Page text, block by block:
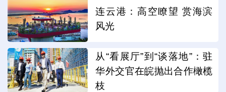
连云港：高空瞭望 赏海滨
风光
从“看展厅”到“谈落地”：驻
华外交官在皖抛出合作橄榄
枝